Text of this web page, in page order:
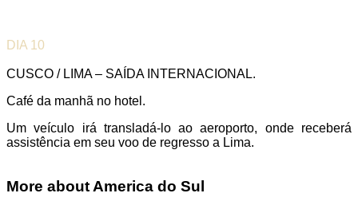
DIA 10
CUSCO / LIMA – SAÍDA INTERNACIONAL.
Café da manhã no hotel.
Um veículo irá transladá-lo ao aeroporto, onde receberá
assistência em seu voo de regresso a Lima.
More about America do Sul